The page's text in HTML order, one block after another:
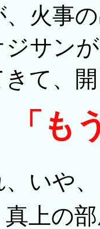
火事
サン
て、
「も
いや、
上の